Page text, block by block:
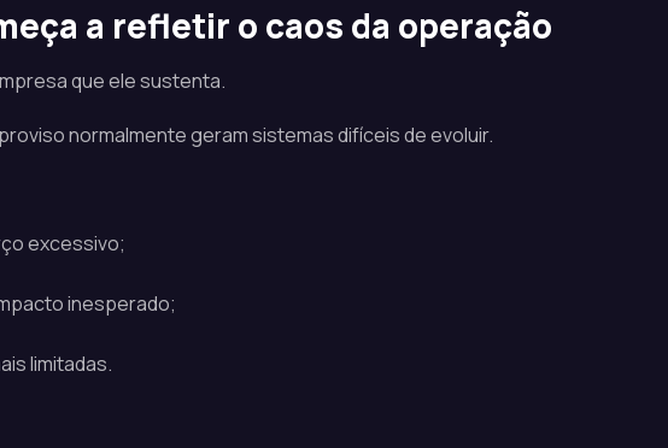
a refletir o caos da operação
que ele sustenta.
normalmente geram sistemas difíceis de evoluir.
excessivo;
inesperado;
limitadas.